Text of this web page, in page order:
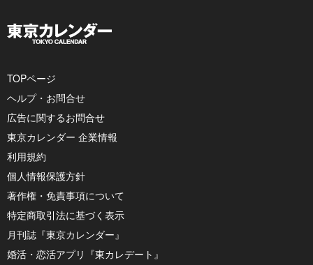
TOPページ
ヘルプ・お問合せ
広告に関するお問合せ
東京カレンダー 企業情報
利用規約
個人情報保護方針
著作権・免責事項について
特定商取引法に基づく表示
月刊誌『東京カレンダー』
婚活・恋活アプリ『東カレデート』